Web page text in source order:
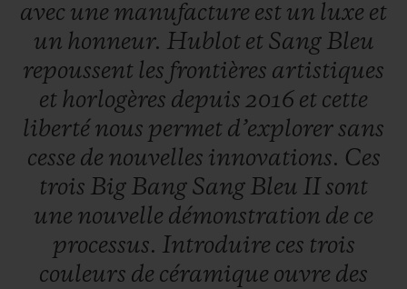
avec une manufacture est un luxe et
un honneur. Hublot et Sang Bleu
repoussent les frontières artistiques
et horlogères depuis 2016 et cette
liberté nous permet d’explorersans
cesse de nouvelles innovations. Ces
trois Big Bang Sang Bleu II sont
une nouvelle démonstration de ce
processus. Introduire ces trois
couleurs de céramique ouvre des